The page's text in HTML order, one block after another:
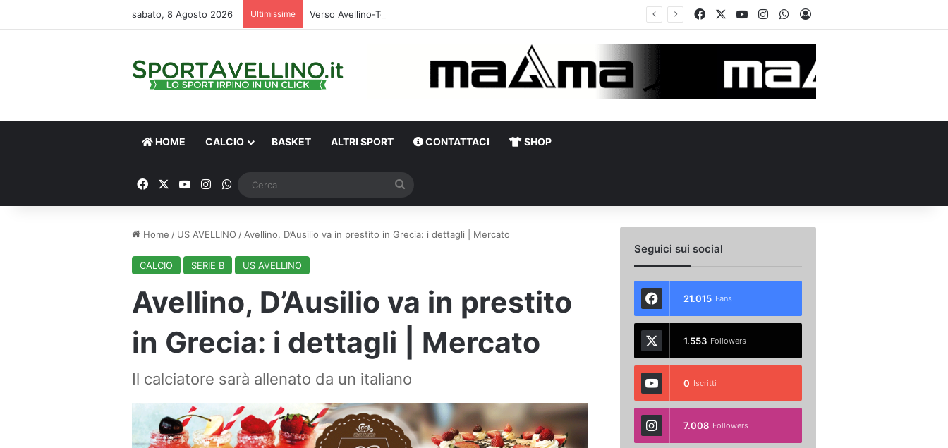
sabato, 8 Agosto 2026 Ultimissime Verso Avellino-Torino, il focus sulla formazione granata FacebookYou TubeInstagramWhatsApp
Accedi
HOME CALCIO BASKET ALTRI SPORT CONTATTACI SHOP
FacebookYou TubeInstagram
WhatsApp
Home / US AVELLINO / Avellino, D’Ausilio va in prestito in Grecia: i dettagli | Mercato
CALCIO SERIE B US AVELLINO
Avellino, D’Ausilio va in prestito
in Grecia: i dettagli | Mercato
Il calciatore sarà allenato da un italiano
Seguici sui social
21.015 Fans
1.553 Followers
0 Iscritti
7.008 Followers